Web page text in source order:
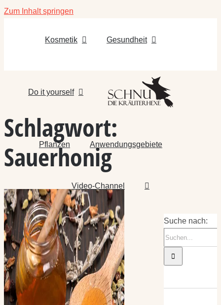
Zum Inhalt springen
Kosmetik Gesundheit
Do it yourself
Pflanzen Anwendungsgebiete
Video-Channel
Schlagwort:
Sauerhonig
Suche nach: